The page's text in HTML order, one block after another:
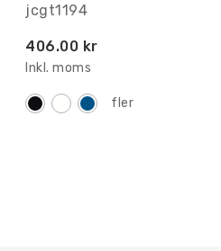
jcgt1194
406.00 kr
Inkl. moms
fler